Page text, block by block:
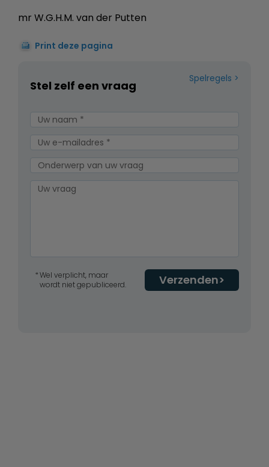
mr W.G.H.M. van der Putten
Print deze pagina
Spelregels
Stel zelf een vraag
Verzenden
Wel verplicht, maar
wordt niet gepubliceerd.